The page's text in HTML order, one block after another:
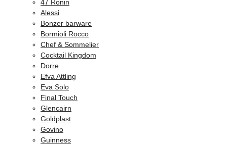
47 Ronin
Alessi
Bonzer barware
Bormioli Rocco
Chef & Sommelier
Cocktail Kingdom
Dorre
Efva Attling
Eva Solo
Final Touch
Glencairn
Goldplast
Govino
Guinness